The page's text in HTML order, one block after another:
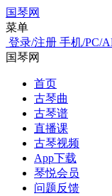
国琴网
菜单
登录/注册 手机/PC/
国琴网
首页
古琴曲
古琴谱
直播课
古琴视频
App下载
琴悦会员
问题反馈